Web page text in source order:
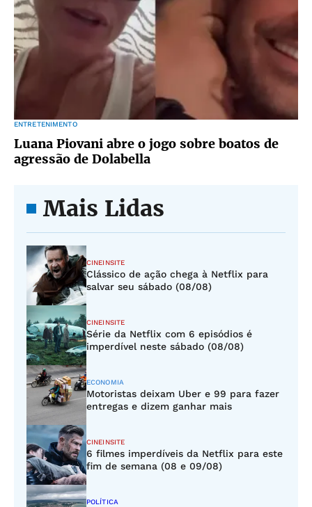
ENTRETENIMENTO
Luana Piovani abre o jogo sobre boatos de
agressão de Dolabella
Mais Lidas
CINEINSITE
Clássico de ação chega à Netflix para
salvar seu sábado (08/08)
CINEINSITE
Série da Netflix com 6 episódios é
imperdível neste sábado (08/08)
ECONOMIA
Motoristas deixam Uber e 99 para fazer
entregas e dizem ganhar mais
CINEINSITE
6 filmes imperdíveis da Netflix para este
fim de semana (08 e 09/08)
POLÍTICA